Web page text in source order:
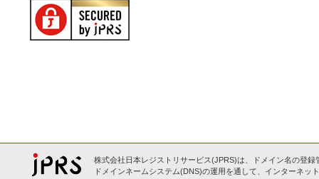
株式会社日本レジストリサービス(JPRS)は、ドメイン名の登録
ドメインネームシステム(DNS)の運用を通して、インターネッ